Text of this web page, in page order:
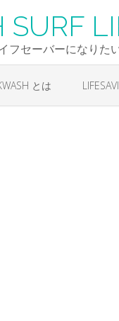
SURF
フセーバーになりた
とは